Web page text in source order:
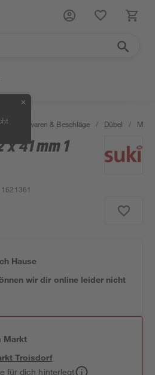
✕
/ Eisenwaren & Beschläge / Dübel /
41 mm 1
1621361
Hause
wir dir online leider nicht
Markt
Troisdorf
für dich hinterlegt